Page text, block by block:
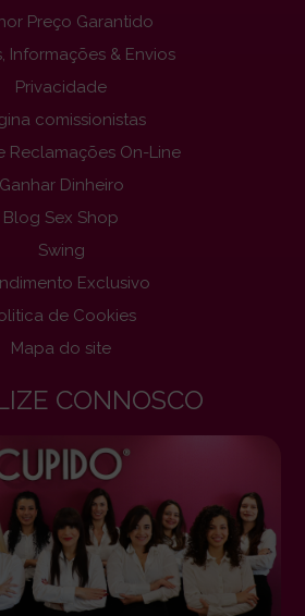
Preço Garantido
Informações & Envios
Privacidade
comissionistas
Reclamações On-Line
Ganhar Dinheiro
Blog Sex Shop
Swing
Exclusivo
de Cookies
Mapa do site
CONNOSCO